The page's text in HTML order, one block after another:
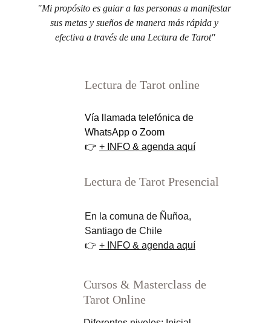
"Mi propósito es guiar a las personas a manifestar
sus metas y sueños de manera más rápida y
efectiva a través de una Lectura de Tarot"
Lectura de Tarot Presencial
En la comuna de Ñuñoa,
Santiago de Chile
👉 + INFO & agenda aquí
Cursos & Masterclass de
Tarot Online
Lectura de Tarot online
Vía llamada telefónica de
WhatsApp o Zoom
👉 + INFO & agenda aquí